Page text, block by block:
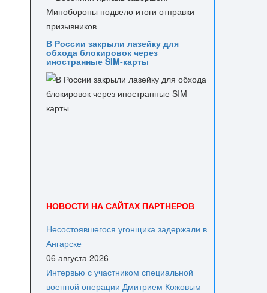
В России закрыли лазейку для
обхода блокировок через
иностранные SIM-карты
НОВОСТИ НА САЙТАХ ПАРТНЕРОВ
Несостоявшегося угонщика задержали в
Ангарске
06 августа 2026
Интервью с участником специальной
военной операции Дмитрием Кожовым